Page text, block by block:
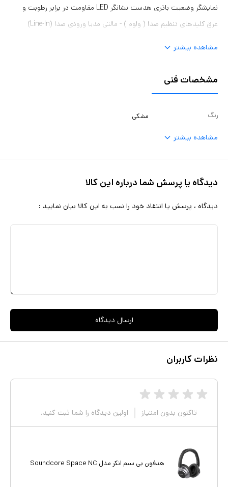
نمایشگر وضعیت باتری هدست نشانگر LED مقاومت در برابر رطوبت و
عرق کلیدهای تنظیم صدا ( ولوم ) - مالتی مدیا ورودی صدا (Line-In)
ها درایور یا اپلیکیشن اختصاصی ویژگی ها دارای قابلیت نویز گیر می باشد
مشاهده بیشتر
مشخصات فنی
رنگ مشکی
مشاهده بیشتر
دیدگاه یا پرسش شما درباره این کالا
دیدگاه ، پرسش یا انتقاد خود را نسب به این کالا بیان نمایید :
ارسال دیدگاه
نظرات کاربران
تاکنون بدون امتیاز اولین دیدگاه را شما ثبت کنید.
هدفون بی سیم انکر مدل Soundcore Space NC